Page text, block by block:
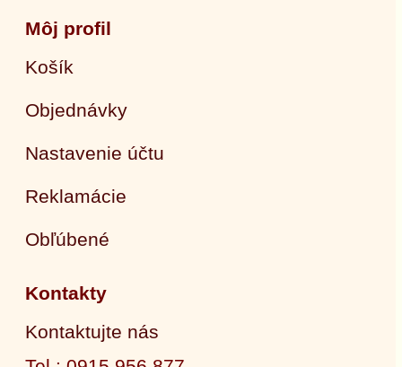
Môj profil
Košík
Objednávky
Nastavenie účtu
Reklamácie
Obľúbené
Kontakty
Kontaktujte nás